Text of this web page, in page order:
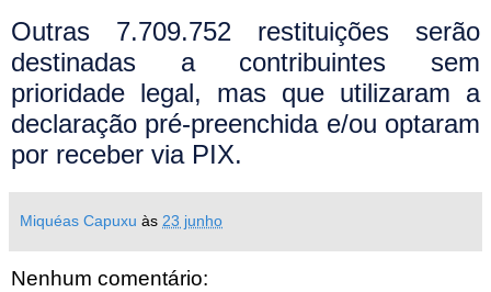
Outras 7.709.752 restituições serão
destinadas a contribuintes sem
prioridade legal, mas que utilizaram a
declaração pré-preenchida e/ou optaram
por receber via PIX.
Miquéas Capuxu às 23 junho
Nenhum comentário: